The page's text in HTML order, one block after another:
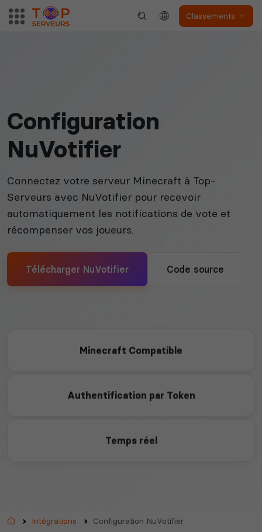
Classements
Configuration
NuVotifier
Connectez votre serveur Minecraft à Top-
Serveurs avec NuVotifier pour recevoir
automatiquement les notifications de vote et
récompenser vos joueurs.
Télécharger NuVotifier Code source
Minecraft Compatible
Authentification par Token
Temps réel
AccueilIntégrations Configuration NuVotifier